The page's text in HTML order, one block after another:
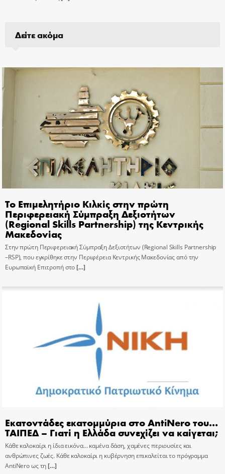
Δείτε ακόμα
Το Επιμελητήριο Κιλκίς στην πρώτη
Περιφερειακή Σύμπραξη Δεξιοτήτων
(Regional Skills Partnership) της Κεντρικής
Μακεδονίας
Στην πρώτη Περιφερειακή Σύμπραξη Δεξιοτήτων (Regional Skills Partnership
–RSP), που εγκρίθηκε στην Περιφέρεια Κεντρικής Μακεδονίας από την
Ευρωπαϊκή Επιτροπή στο[…]
Εκατοντάδες εκατομμύρια στο AntiNero του…
ΤΑΙΠΕΔ – Γιατί η Ελλάδα συνεχίζει να καίγεται;
Κάθε καλοκαίρι η ίδια εικόνα… καμένα δάση, χαμένες περιουσίες και
ανθρώπινες ζωές. Κάθε καλοκαίρι η κυβέρνηση επικαλείται το πρόγραμμα
AntiNero ως τη[…]